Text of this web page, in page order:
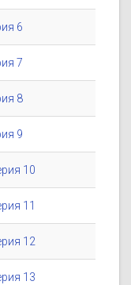
6
7
8
9
10
11
12
13